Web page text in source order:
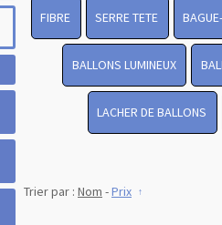
FIBRE SERRE TETE
BALLONS LUMINEUX
LACHER DE BALLONS
Trier par : Nom -Prix